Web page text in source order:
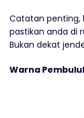
Catatan penting,
pastikan anda di
Bukan dekat
Warna